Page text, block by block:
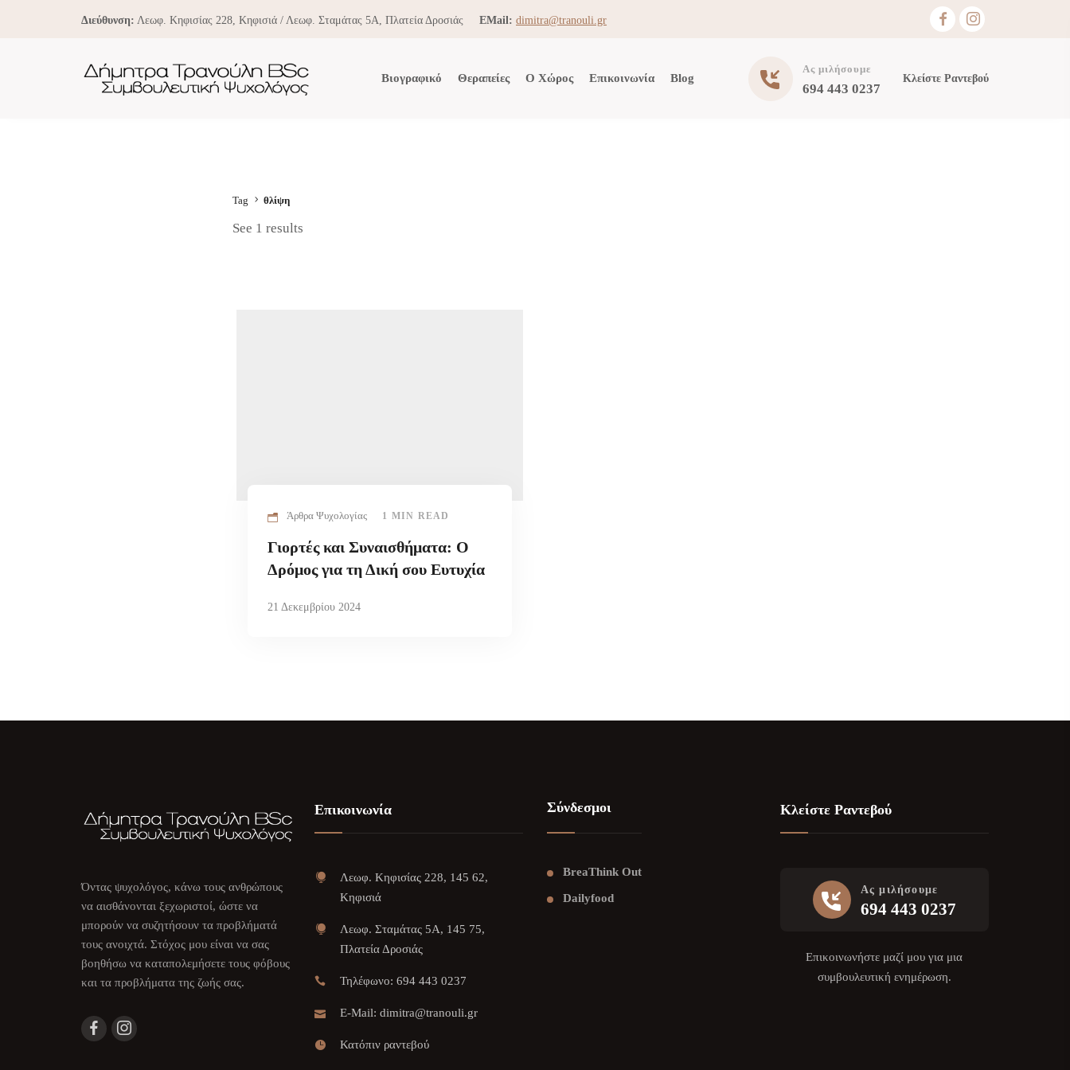
Διεύθυνση: Λεωφ. Κηφισίας 228, Κηφισιά / Λεωφ. Σταμάτας 5Α, Πλατεία Δροσιάς EMail: dimitra@tranouli.gr
Ας μιλήσουμε
694 443 0237
Κλείστε Ραντεβού
Βιογραφικό Θεραπείες Ο Χώρος Επικοινωνία Blog
Tag θλίψη
See 1 results
Άρθρα Ψυχολογίας 1 MIN READ
Γιορτές και Συναισθήματα: Ο
Δρόμος για τη Δική σου Ευτυχία
21 Δεκεμβρίου 2024
Όντας ψυχολόγος, κάνω τους ανθρώπους
να αισθάνονται ξεχωριστοί, ώστε να
μπορούν να συζητήσουν τα προβλήματά
τους ανοιχτά. Στόχος μου είναι να σας
βοηθήσω να καταπολεμήσετε τους φόβους
και τα προβλήματα της ζωής σας.
Επικοινωνία
Λεωφ. Κηφισίας 228, 145 62,
Κηφισιά
Λεωφ. Σταμάτας 5Α, 145 75,
Πλατεία Δροσιάς
Τηλέφωνο: 694 443 0237
E-Mail: dimitra@tranouli.gr
Κατόπιν ραντεβού
Σύνδεσμοι
BreaThink Out
Dailyfood
Κλείστε Ραντεβού
Ας μιλήσουμε
694 443 0237
Επικοινωνήστε μαζί μου για μια
συμβουλευτική ενημέρωση.